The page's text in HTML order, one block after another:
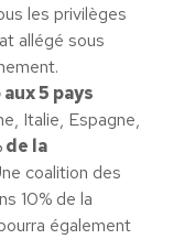
les privilèges
allégé sous
5 pays
Italie, Espagne,
la
coalition des
10% de la
également